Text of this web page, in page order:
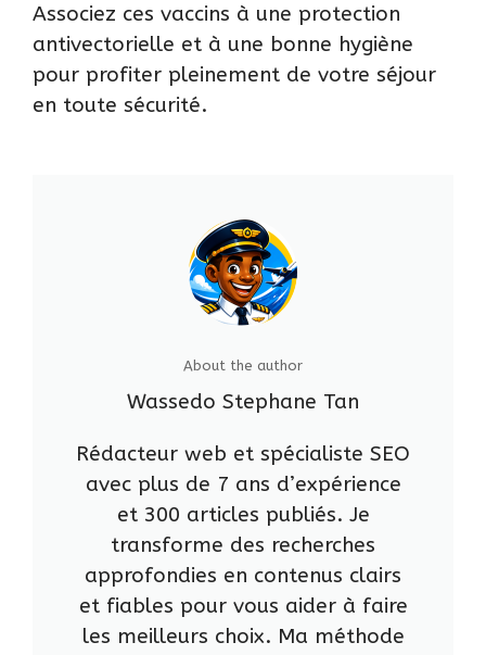
Associez ces vaccins à une protection
antivectorielle et à une bonne hygiène
pour profiter pleinement de votre séjour
en toute sécurité.
About the author
Wassedo Stephane Tan
Rédacteur web et spécialiste SEO
avec plus de 7 ans d’expérience
et 300 articles publiés. Je
transforme des recherches
approfondies en contenus clairs
et fiables pour vous aider à faire
les meilleurs choix. Ma méthode